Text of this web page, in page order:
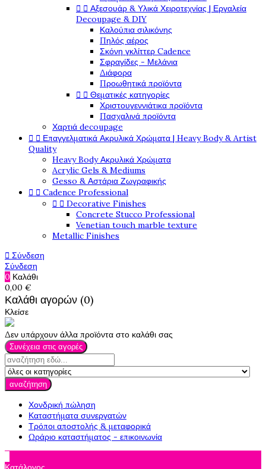
  Αξεσουάρ & Υλικά Χειροτεχνίας | Εργαλεία
Decoupage & DIY
Καλούπια σιλικόνης
Πηλός αέρος
Σκόνη γκλίττερ Cadence
Σφραγίδες - Μελάνια
Διάφορα
Προωθητικά προϊόντα
  Θεματικές κατηγορίες
Χριστουγεννιάτικα προϊόντα
Πασχαλινά προϊόντα
Χαρτιά decoupage
  Επαγγελματικά Ακρυλικά Χρώματα | Heavy Body & Artist
Quality
Heavy Body Ακρυλικά Χρώματα
Acrylic Gels & Mediums
Gesso & Αστάρια Ζωγραφικής
  Cadence Professional
  Decorative Finishes
Concrete Stucco Professional
Venetian touch marble texture
Metallic Finishes
 Σύνδεση
Σύνδεση
0 Καλάθι
0,00 €
Καλάθι αγορών (0)
Κλείσε
Δεν υπάρχουν άλλα προϊόντα στο καλάθι σας
Συνέχεια στις αγορές
αναζήτηση
Χονδρική πώληση
Καταστήματα συνεργατών
Τρόποι αποστολής & μεταφορικά
Ωράριο καταστήματος - επικοινωνία